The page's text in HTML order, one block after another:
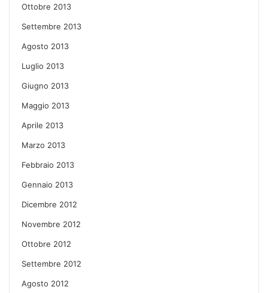
Ottobre 2013
Settembre 2013
Agosto 2013
Luglio 2013
Giugno 2013
Maggio 2013
Aprile 2013
Marzo 2013
Febbraio 2013
Gennaio 2013
Dicembre 2012
Novembre 2012
Ottobre 2012
Settembre 2012
Agosto 2012